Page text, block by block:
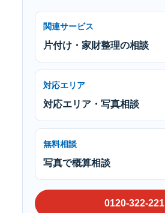
関連サービス
片付け・家財整理の相談
対応エリア
対応エリア・写真相談
無料相談
写真で概算相談
0120-322-221